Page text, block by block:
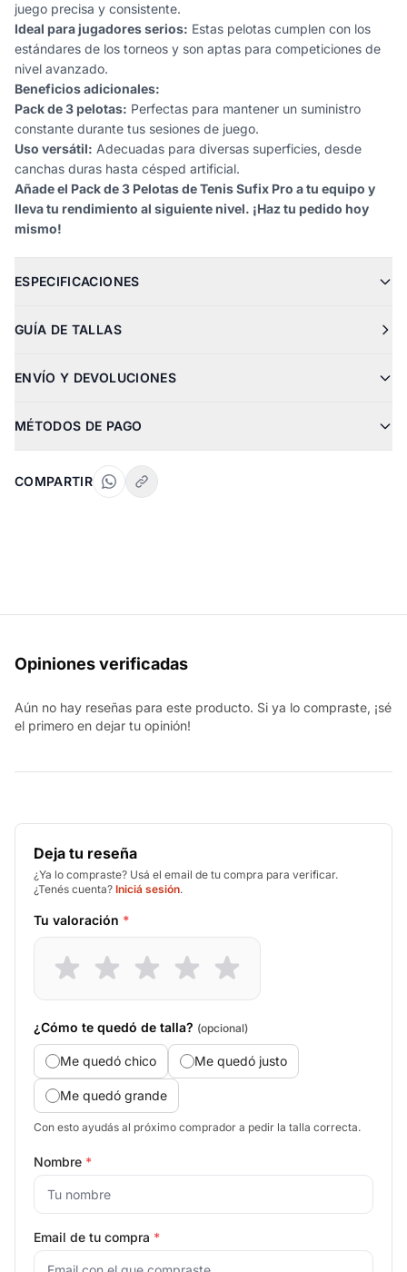
juego precisa y consistente.
Ideal para jugadores serios: Estas pelotas cumplen con los
estándares de los torneos y son aptas para competiciones de
nivel avanzado.
Beneficios adicionales:
Pack de 3 pelotas: Perfectas para mantener un suministro
constante durante tus sesiones de juego.
Uso versátil: Adecuadas para diversas superficies, desde
canchas duras hasta césped artificial.
Añade el Pack de 3 Pelotas de Tenis Sufix Pro a tu equipo y
lleva tu rendimiento al siguiente nivel. ¡Haz tu pedido hoy
mismo!
ESPECIFICACIONES
GUÍA DE TALLAS
ENVÍO Y DEVOLUCIONES
MÉTODOS DE PAGO
COMPARTIR
Opiniones verificadas
Aún no hay reseñas para este producto. Si ya lo compraste, ¡sé
el primero en dejar tu opinión!
Deja tu reseña
¿Ya lo compraste? Usá el email de tu compra para verificar.
¿Tenés cuenta? Iniciá sesión.
Tu valoración *
¿Cómo te quedó de talla? (opcional)
Me quedó chico Me quedó justo
Me quedó grande
Con esto ayudás al próximo comprador a pedir la talla correcta.
Nombre *
Email de tu compra *